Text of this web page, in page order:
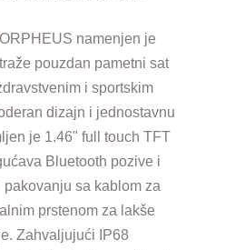
namenjen je
pouzdan pametni sat
i sportskim
dizajn i jednostavnu
je 1.46" full touch TFT
Bluetooth pozive i
sa kablom za
prstenom za lakše
Zahvaljujući IP68